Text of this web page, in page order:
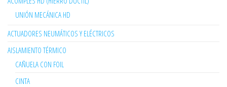
UNIÓN MECÁNICA HD
ACTUADORES NEUMÁTICOS Y ELÉCTRICOS
AISLAMIENTO TÉRMICO
CAÑUELA CON FOIL
CINTA